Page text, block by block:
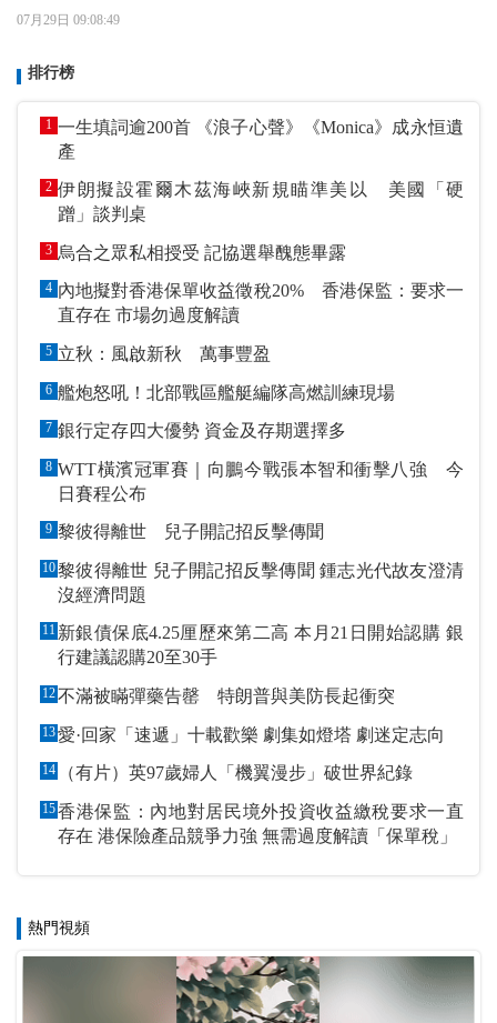
07月29日 09:08:49
排行榜
1 一生填詞逾200首 《浪子心聲》《Monica》成永恒遺
產
2 伊朗擬設霍爾木茲海峽新規瞄準美以 美國「硬
蹭」談判桌
3 烏合之眾私相授受 記協選舉醜態畢露
4 內地擬對香港保單收益徵稅20% 香港保監：要求一
直存在 市場勿過度解讀
5 立秋：風啟新秋 萬事豐盈
6 艦炮怒吼！北部戰區艦艇編隊高燃訓練現場
7 銀行定存四大優勢 資金及存期選擇多
8 WTT橫濱冠軍賽｜向鵬今戰張本智和衝擊八強 今
日賽程公布
9 黎彼得離世 兒子開記招反擊傳聞
10黎彼得離世 兒子開記招反擊傳聞 鍾志光代故友澄清
沒經濟問題
11 新銀債保底4.25厘歷來第二高 本月21日開始認購 銀
行建議認購20至30手
12不滿被瞞彈藥告罄 特朗普與美防長起衝突
13 愛·回家「速遞」十載歡樂 劇集如燈塔 劇迷定志向
14 （有片）英97歲婦人「機翼漫步」破世界紀錄
15香港保監：內地對居民境外投資收益繳稅要求一直
存在 港保險產品競爭力強 無需過度解讀「保單稅」
熱門視頻